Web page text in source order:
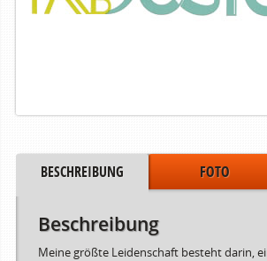
BESCHREIBUNG FOTO
Beschreibung
Meine größte Leidenschaft besteht darin,